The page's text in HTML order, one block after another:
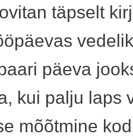
täpselt
päeva
kui palju laps
mõõtmine